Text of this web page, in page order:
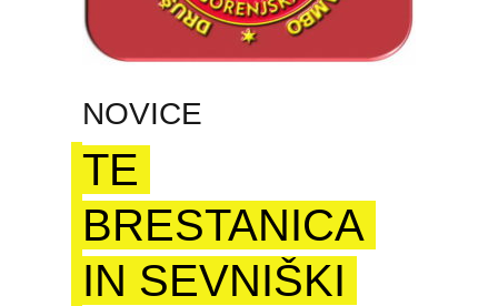
NOVICE
TE
BRESTANICA
IN SEVNIŠKI